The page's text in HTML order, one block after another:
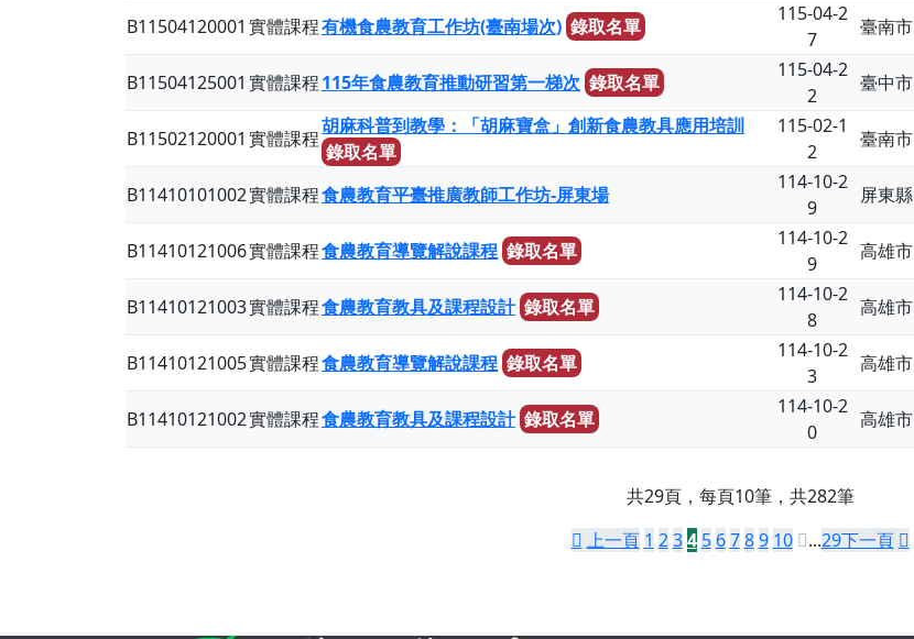
B11504120001 實體課程有機食農教育工作坊(臺南場次) 錄取名單
115-04-2
7
臺南市
B11504125001 實體課程115年食農教育推動研習第一梯次 錄取名單
115-04-2
2
臺中市
B11502120001 實體課程
胡麻科普到教學：「胡麻寶盒」創新食農教具應用培訓
錄取名單
115-02-1
2
臺南市
B11410101002實體課程食農教育平臺推廣教師工作坊-屏東場
114-10-2
9
屏東縣
B11410121006實體課程食農教育導覽解說課程 錄取名單
114-10-2
9
高雄市
B11410121003實體課程食農教育教具及課程設計 錄取名單
114-10-2
8
高雄市
B11410121005實體課程食農教育導覽解說課程 錄取名單
114-10-2
3
高雄市
B11410121002實體課程食農教育教具及課程設計 錄取名單
114-10-2
0
高雄市
共29頁，每頁10筆，共282筆
上一頁 1 2 3 4 5 6 7 8 9 10 ...29下一頁